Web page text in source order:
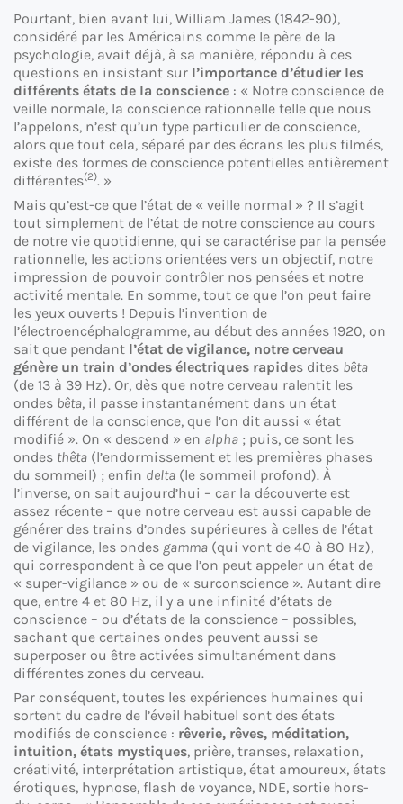
Pourtant, bien avant lui, William James (1842-90),
considéré par les Américains comme le père de la
psychologie, avait déjà, à sa manière, répondu à ces
questions en insistant sur l’importance d’étudier les
différents états de la conscience : « Notre conscience de
veille normale, la conscience rationnelle telle que nous
l’appelons, n’est qu’un type particulier de conscience,
alors que tout cela, séparé par des écrans les plus filmés,
existe des formes de conscience potentielles entièrement
différentes(2). »
Mais qu’est-ce que l’état de « veille normal » ? Il s’agit
tout simplement de l’état de notre conscience au cours
de notre vie quotidienne, qui se caractérise par la pensée
rationnelle, les actions orientées vers un objectif, notre
impression de pouvoir contrôler nos pensées et notre
activité mentale. En somme, tout ce que l’on peut faire
les yeux ouverts ! Depuis l’invention de
l’électroencéphalogramme, au début des années 1920, on
sait que pendant l’état de vigilance, notre cerveau
génère un train d’ondes électriques rapides dites bêta
(de 13 à 39 Hz). Or, dès que notre cerveau ralentit les
ondes bêta, il passe instantanément dans un état
différent de la conscience, que l’on dit aussi « état
modifié ». On « descend » en alpha ; puis, ce sont les
ondes thêta (l’endormissement et les premières phases
du sommeil) ; enfin delta (le sommeil profond). À
l’inverse, on sait aujourd’hui – car la découverte est
assez récente – que notre cerveau est aussi capable de
générer des trains d’ondes supérieures à celles de l’état
de vigilance, les ondes gamma (qui vont de 40 à 80 Hz),
qui correspondent à ce que l’on peut appeler un état de
« super-vigilance » ou de « surconscience ». Autant dire
que, entre 4 et 80 Hz, il y a une infinité d’états de
conscience – ou d’états de la conscience – possibles,
sachant que certaines ondes peuvent aussi se
superposer ou être activées simultanément dans
différentes zones du cerveau.
Par conséquent, toutes les expériences humaines qui
sortent du cadre de l’éveil habituel sont des états
modifiés de conscience : rêverie, rêves, méditation,
intuition, états mystiques, prière, transes, relaxation,
créativité, interprétation artistique, état amoureux, états
érotiques, hypnose, flash de voyance, NDE, sortie hors-